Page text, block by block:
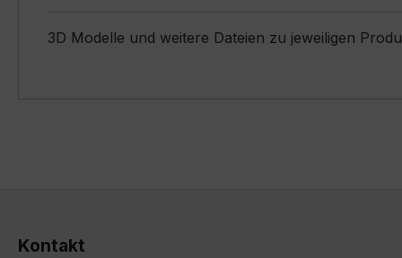
3D Modelle und weitere Dateien zu jeweiligen
Kontakt